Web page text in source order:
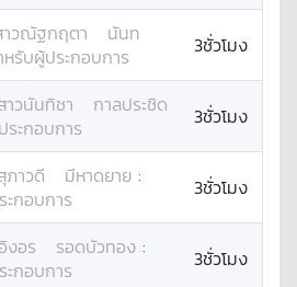
วณัฐกฤตา
นันท
รับผู้ประกอบการ 3ชั่วโมง
วนันทิชา
กาลประชิด
ะกอบการ 3ชั่วโมง
ภาวดี มีหาดยาย :
กอบการ
3ชั่วโมง
อิงอร รอดบัวทอง :
กอบการ
3ชั่วโมง